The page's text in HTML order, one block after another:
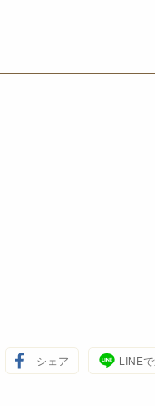
シェア LINE